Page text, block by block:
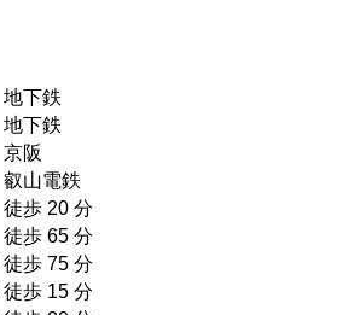
地下鉄
地下鉄
京阪
叡山電鉄
徒歩 20 分
徒歩 65 分
徒歩 75 分
徒歩 15 分